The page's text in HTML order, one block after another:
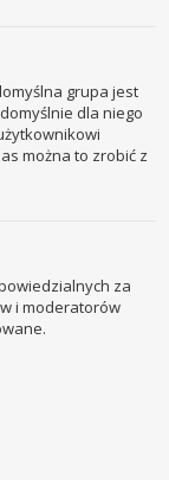
grupa jest
dla niego
można to zrobić z
za
i moderatorów